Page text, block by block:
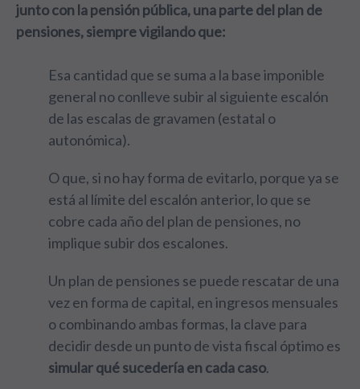
junto con la pensión pública, una parte del plan de
pensiones, siempre vigilando que:
Esa cantidad que se suma a la base imponible
general no conlleve subir al siguiente escalón
de las escalas de gravamen (estatal o
autonómica).
O que, si no hay forma de evitarlo, porque ya se
está al límite del escalón anterior, lo que se
cobre cada año del plan de pensiones, no
implique subir dos escalones.
Un plan de pensiones se puede rescatar de una
vez en forma de capital, en ingresos mensuales
o combinando ambas formas, la clave para
decidir desde un punto de vista fiscal óptimo es
simular qué sucedería en cada caso.